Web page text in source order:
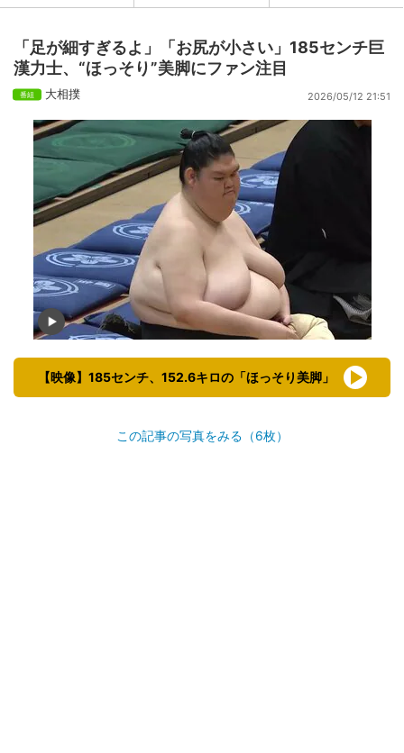
「足が細すぎるよ」「お尻が小さい」185センチ巨
漢力士、“ほっそり”美脚にファン注目
大相撲 2026/05/12 21:51
【映像】185センチ、152.6キロの「ほっそり美脚」
この記事の写真をみる（6枚）